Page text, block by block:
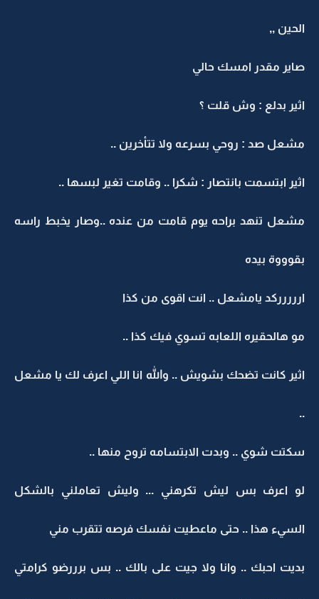
الحين ,,
صاير مقدر امسك حالي
اثير بدلع : وش قلت ؟
مشعل صد : روحي بسرعه ولا تتأخرين ..
اثير ابتسمت بانتصار : شكرا .. وقامت تغير لبسها ..
مشعل تنهد براحه يوم قامت من عنده ..وصار يخبط راسه
بقوووة بيده
اررررركد يامشعل .. انت اقوى من كذا
مو هالحقيره اللعابه تسوي فيك كذا ..
اثير كانت تضحك بشويش .. والله انا اللي اعرف لك يا مشعل
..
سكتت شوي .. وبدت الابتسامه تروح منها ..
لو اعرف بس ليش تكرهني ... وليش تعاملني بالشكل
السيء هذا .. حتى ماعطيت نفسك فرصه تتقرب مني
بديت احبك .. وانا ولا جيت على بالك .. بس برررضو كرامتي